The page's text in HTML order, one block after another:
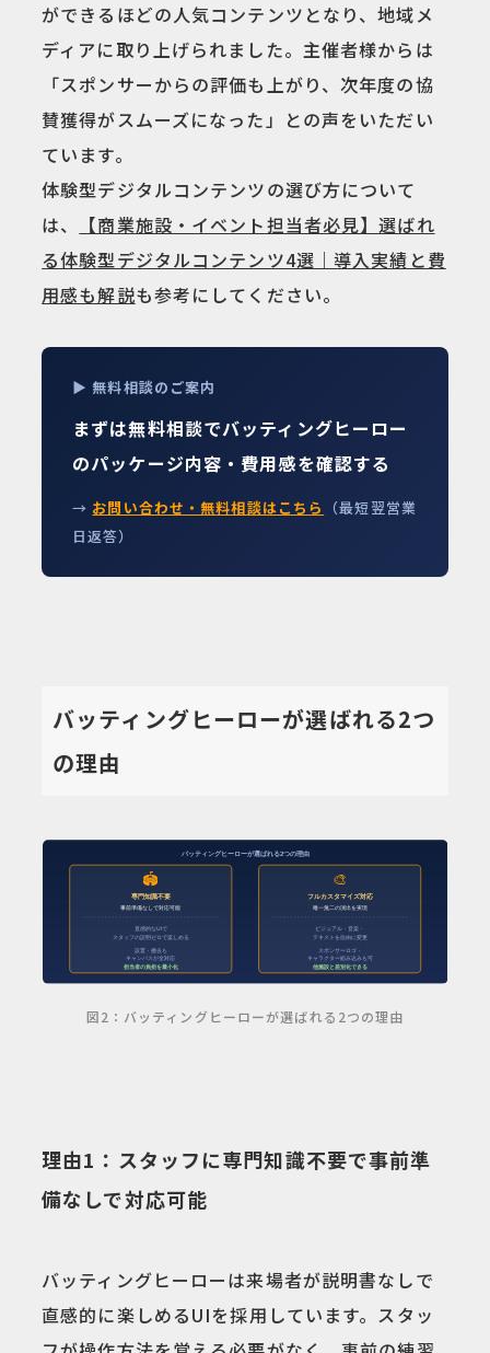
ができるほどの人気コンテンツとなり、地域メ
ディアに取り上げられました。主催者様からは
「スポンサーからの評価も上がり、次年度の協
賛獲得がスムーズになった」との声をいただい
ています。
体験型デジタルコンテンツの選び方について
は、
【商業施設・イベント担当者必見】選ばれ
る体験型デジタルコンテンツ4選｜導入実績と費
用感も解説も参考にしてください。
▶ 無料相談のご案内
まずは無料相談でバッティングヒーロー
のパッケージ内容・費用感を確認する
→ お問い合わせ・無料相談はこちら
（最短翌営業
日返答）
バッティングヒーローが選ばれる2つ
の理由
図2：バッティングヒーローが選ばれる2つの理由
理由1：スタッフに専門知識不要で事前準
備なしで対応可能
バッティングヒーローは来場者が説明書なしで
直感的に楽しめるUIを採用しています。スタッ